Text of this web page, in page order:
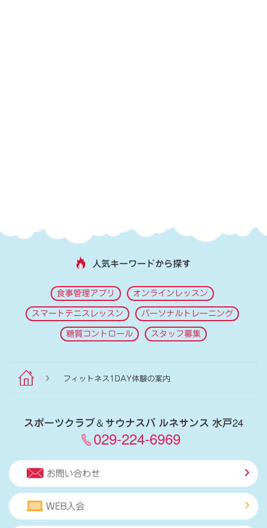
人気キーワードから探す
食事管理アプリ オンラインレッスン
スマートテニスレッスン パーソナルトレーニング
糖質コントロール スタッフ募集
フィットネス1DAY体験の案内
スポーツクラブ＆サウナスパ ルネサンス 水戸24
029-224-6969
お問い合わせ
WEB入会